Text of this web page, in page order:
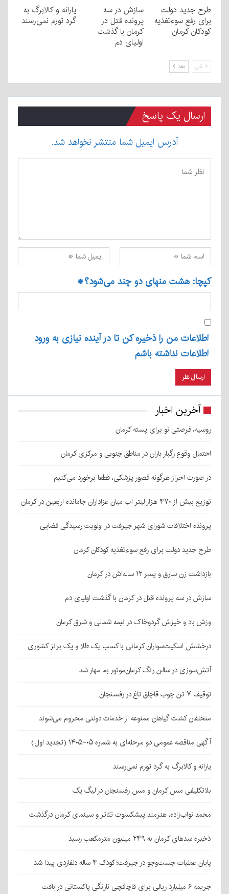
طرح جدید دولت
برای رفع سوءتغذیه
کودکان کرمان
سازش در سه
پرونده قتل در
کرمان با گذشت
اولیای دم
یارانه و کالابرگ به
گرد تورم نمی‌رسند
قبل بعد
ارسال یک پاسخ
آدرس ایمیل شما منتشر نخواهد شد.
کپچا: هشت منهای دو چند می‌شود؟*
اطلاعات من را ذخیره کن تا در آینده نیازی به ورود
اطلاعات نداشته باشم
آخرین اخبار
روسیه، فرصتی نو برای پسته کرمان
احتمال وقوع رگبار باران در مناطق جنوبی و مرکزی کرمان
در صورت احراز هرگونه قصور پزشکی، قطعا برخورد می‌کنیم
توزیع بیش از ۴۷۰ هزار لیتر آب میان عزاداران جامانده اربعین در کرمان
پرونده اختلافات شورای شهر جیرفت در اولویت رسیدگی قضایی
طرح جدید دولت برای رفع سوءتغذیه کودکان کرمان
بازداشت زن سارق و پسر ۱۲ ساله‌اش در کرمان
سازش در سه پرونده قتل در کرمان با گذشت اولیای دم
وزش باد و خیزش گردوخاک در نیمه شمالی و شرق کرمان
درخشش اسکیت‌سواران کرمانی با کسب یک طلا و یک برنز کشوری
آتش‌سوزی در سالن رنگ کرمان‌موتور بم مهار شد
توقیف ۷ تن چوب قاچاق تاغ در رفسنجان
متخلفان کشت گیاهان ممنوعه از خدمات دولتی محروم می‌شوند
آگهی مناقصه عمومی دو مرحله‌ای به شماره ۰۵-۱۴۰۵ (تجدید اول)
یارانه و کالابرگ به گرد تورم نمی‌رسند
بلاتکلیفی مس کرمان و مس رفسنجان در لیگ یک
محمد نواب‌زاده، هنرمند پیشکسوت تئاتر و سینمای کرمان درگذشت
ذخیره سدهای کرمان به ۲۴۹ میلیون مترمکعب رسید
پایان عملیات جست‌وجو در جیرفت؛ کودک ۴ ساله دلفاردی پیدا شد
جریمه ۶ میلیارد ریالی برای قاچاقچی نارنگی پاکستانی در بافت